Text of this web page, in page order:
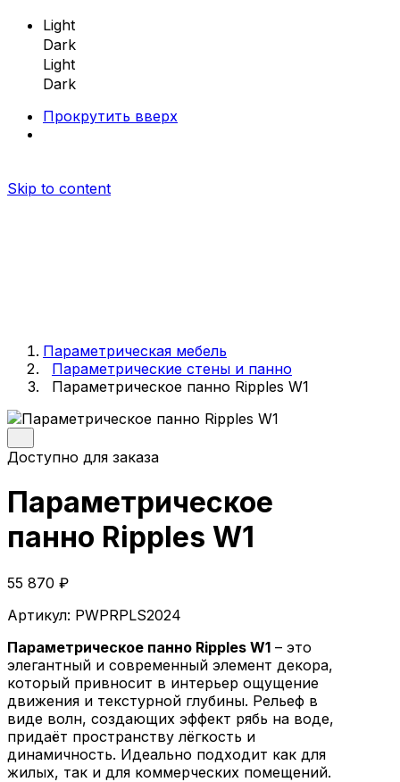
Light
Dark
Light
Dark
Прокрутить вверх
Skip to content
Параметрическая мебель
Параметрические скамейки
Параметрические кресла
Параметрические стойки-ресепшен
Параметрические столы
Параметрические кашпо
Проекты
О компании
Параметрическая мебель
Параметрические скамейки
Параметрические кресла
Параметрические стойки-ресепшен
Параметрические столы
Параметрические стены и панно
Параметрические шезлонги
Параметрические кашпо
Проекты
О компании
Параметрическая мебель
Параметрические стены и панно
Параметрическое панно Ripples W1
Доступно для заказа
Параметрическое
панно Ripples W1
55 870 ₽
Артикул: PWPRPLS2024
Параметрическое панно Ripples W1 – это
элегантный и современный элемент декора,
который привносит в интерьер ощущение
движения и текстурной глубины. Рельеф в
виде волн, создающих эффект рябь на воде,
придаёт пространству лёгкость и
динамичность. Идеально подходит как для
жилых, так и для коммерческих помещений.